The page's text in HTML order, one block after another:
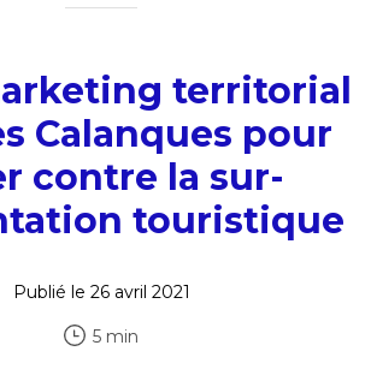
territorial
Calanques pour
contre la sur-
touristique
Publié le 26 avril 2021
5 min